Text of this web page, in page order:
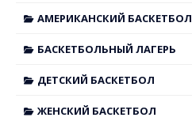
АМЕРИКАНСКИЙ БАСКЕТБОЛ
БАСКЕТБОЛЬНЫЙ ЛАГЕРЬ
ДЕТСКИЙ БАСКЕТБОЛ
ЖЕНСКИЙ БАСКЕТБОЛ